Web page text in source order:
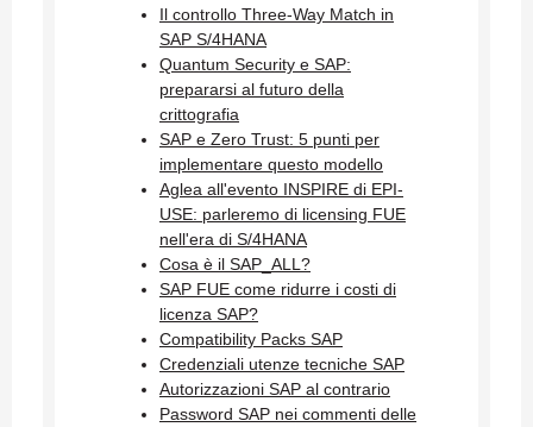
Il controllo Three-Way Match in
SAP S/4HANA
Quantum Security e SAP:
prepararsi al futuro della
crittografia
SAP e Zero Trust: 5 punti per
implementare questo modello
Aglea all'evento INSPIRE di EPI-
USE: parleremo di licensing FUE
nell'era di S/4HANA
Cosa è il SAP_ALL?
SAP FUE come ridurre i costi di
licenza SAP?
Compatibility Packs SAP
Credenziali utenze tecniche SAP
Autorizzazioni SAP al contrario
Password SAP nei commenti delle